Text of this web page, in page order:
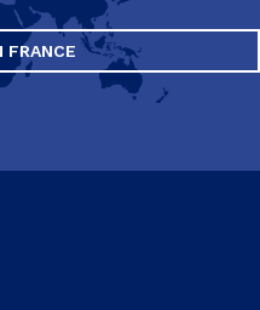
FRANCE